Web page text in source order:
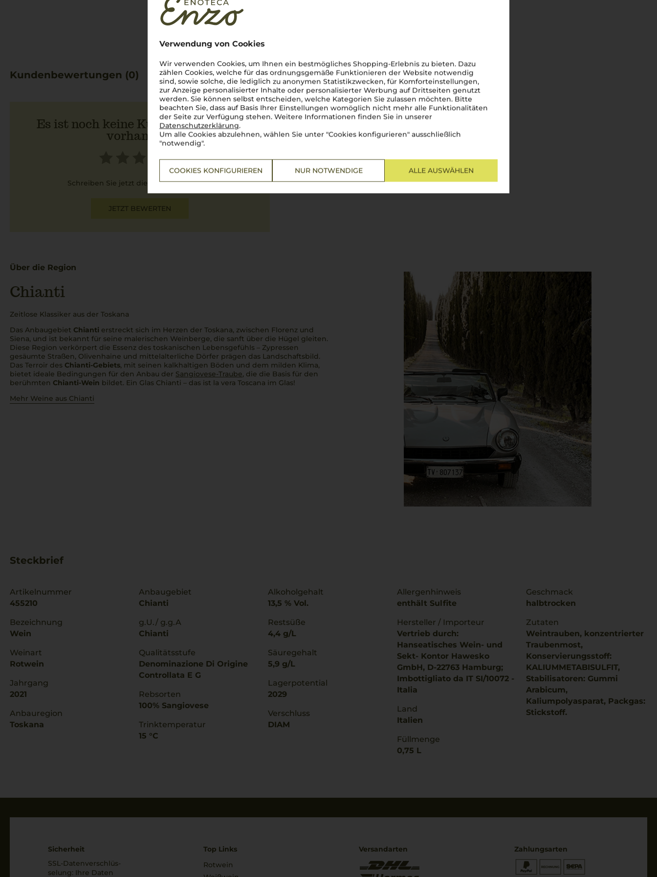
Verwendung von Cookies
Wir verwenden Cookies, um Ihnen ein bestmögliches Shopping-Erlebnis zu bieten. Dazu
zählen Cookies, welche für das ordnungsgemäße Funktionieren der Website notwendig
sind, sowie solche, die lediglich zu anonymen Statistikzwecken, für Komforteinstellungen,
zur Anzeige personalisierter Inhalte oder personalisierter Werbung auf Drittseiten genutzt
werden. Sie können selbst entscheiden, welche Kategorien Sie zulassen möchten. Bitte
beachten Sie, dass auf Basis Ihrer Einstellungen womöglich nicht mehr alle Funktionalitäten
der Seite zur Verfügung stehen. Weitere Informationen finden Sie in unserer
Datenschutzerklärung.
Um alle Cookies abzulehnen, wählen Sie unter "Cookies konfigurieren" ausschließlich
"notwendig".
COOKIES KONFIGURIEREN NUR NOTWENDIGE ALLE AUSWÄHLEN
Kundenbewertungen (0)
Es ist noch keine Kundenbewertung
vorhanden.
Schreiben Sie jetzt die erste Bewertung!
JETZT BEWERTEN
Über die Region
Chianti
Zeitlose Klassiker aus der Toskana
Das Anbaugebiet Chianti erstreckt sich im Herzen der Toskana, zwischen Florenz und
Siena, und ist bekannt für seine malerischen Weinberge, die sanft über die Hügel gleiten.
Diese Region verkörpert die Essenz des toskanischen Lebensgefühls – Zypressen
gesäumte Straßen, Olivenhaine und mittelalterliche Dörfer prägen das Landschaftsbild.
Das Terroir des Chianti-Gebiets, mit seinen kalkhaltigen Böden und dem milden Klima,
bietet ideale Bedingungen für den Anbau der Sangiovese-Traube, die die Basis für den
berühmten Chianti-Wein bildet. Ein Glas Chianti – das ist la vera Toscana im Glas!
Mehr Weine aus Chianti
Steckbrief
Artikelnummer
455210
Bezeichnung
Wein
Weinart
Rotwein
Jahrgang
2021
Anbauregion
Toskana
Anbaugebiet
Chianti
g.U./ g.g.A
Chianti
Qualitätsstufe
Denominazione Di Origine
Controllata E G
Rebsorten
100% Sangiovese
Trinktemperatur
15 °C
Alkoholgehalt
13,5 % Vol.
Restsüße
4,4 g/L
Säuregehalt
5,9 g/L
Lagerpotential
2029
Verschluss
DIAM
Allergenhinweis
enthält Sulfite
Hersteller / Importeur
Vertrieb durch:
Hanseatisches Wein- und
Sekt- Kontor Hawesko
GmbH, D-22763 Hamburg;
Imbottigliato da IT SI/10072 -
Italia
Land
Italien
Füllmenge
0,75 L
Geschmack
halbtrocken
Zutaten
Weintrauben, konzentrierter
Traubenmost,
Konservierungsstoff:
KALIUMMETABISULFIT,
Stabilisatoren: Gummi
Arabicum,
Kaliumpolyasparat, Packgas:
Stickstoff.
Sicherheit
SSL-Daten­verschlüs­
selung: Ihre Daten
Top Links
Rotwein
Versandarten Zahlungsarten